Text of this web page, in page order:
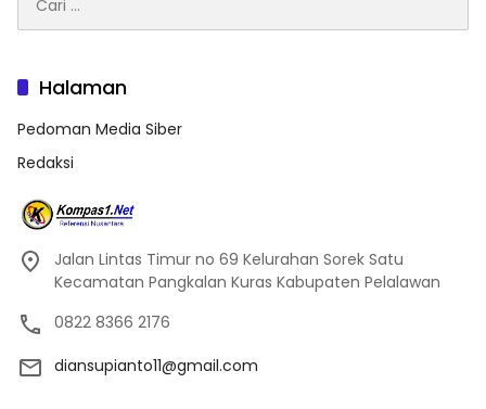
untuk:
Halaman
Pedoman Media Siber
Redaksi
Jalan Lintas Timur no 69 Kelurahan Sorek Satu
Kecamatan Pangkalan Kuras Kabupaten Pelalawan
0822 8366 2176
diansupianto11@gmail.com